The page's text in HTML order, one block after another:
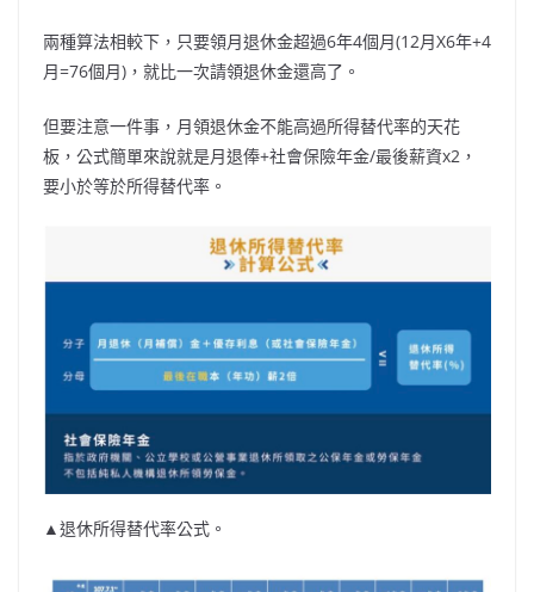
兩種算法相較下，只要領月退休金超過6年4個月(12月X6年+4
月=76個月)，就比一次請領退休金還高了。
但要注意一件事，月領退休金不能高過所得替代率的天花
板，公式簡單來說就是月退俸+社會保險年金/最後薪資x2，
要小於等於所得替代率。
▲退休所得替代率公式。